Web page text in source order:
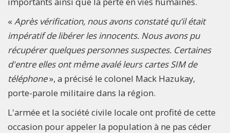
« Après vérification, nous avons constaté qu’il était
impératif de libérer les innocents. Nous avons pu
récupérer quelques personnes suspectes. Certaines
d'entre elles ont même avalé leurs cartes SIM de
téléphone», a précisé le colonel Mack Hazukay,
porte-parole militaire dans la région.
L'armée et la société civile locale ont profité de cette
occasion pour appeler la population à ne pas céder